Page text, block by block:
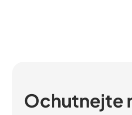
Ochutnejte